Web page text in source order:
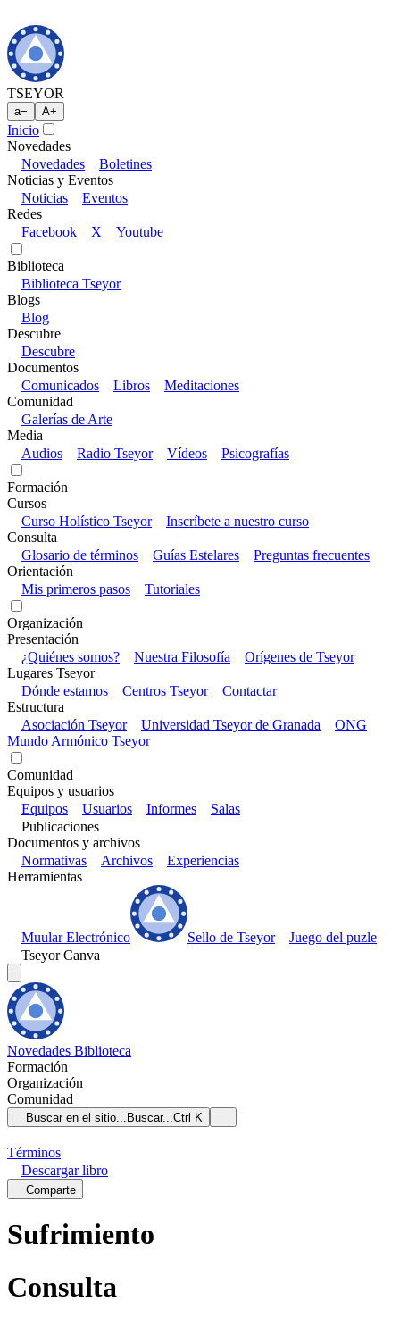
TSEYOR
a− A+
Inicio
Novedades
Novedades
Boletines
Noticias y Eventos
Noticias
Eventos
Redes
Facebook
X Youtube
Biblioteca
Biblioteca Tseyor
Blogs
Blog
Descubre
Descubre
Documentos
Comunicados
Libros
Meditaciones
Comunidad
Galerías de Arte
Media
Audios
Radio Tseyor Vídeos Psicografías
Formación
Cursos
Curso Holístico Tseyor
Inscríbete a nuestro curso
Consulta
Glosario de términos
Guías Estelares
Preguntas frecuentes
Orientación
Mis primeros pasos
Tutoriales
Organización
Presentación
¿Quiénes somos?
Nuestra Filosofía
Orígenes de Tseyor
Lugares Tseyor
Dónde estamos
Centros Tseyor
Contactar
Estructura
Asociación Tseyor
Universidad Tseyor de Granada
ONG
Mundo Armónico Tseyor
Comunidad
Equipos y usuarios
Equipos
Usuarios Informes
Salas
Publicaciones
Documentos y archivos
Normativas
Archivos
Experiencias
Herramientas
Muular Electrónico Sello de Tseyor
Juego del puzle
Tseyor Canva
Novedades Biblioteca
Formación
Organización
Comunidad
Buscar en el sitio... Buscar...Ctrl K
Términos
Descargarlibro
Comparte
Sufrimiento
Consulta